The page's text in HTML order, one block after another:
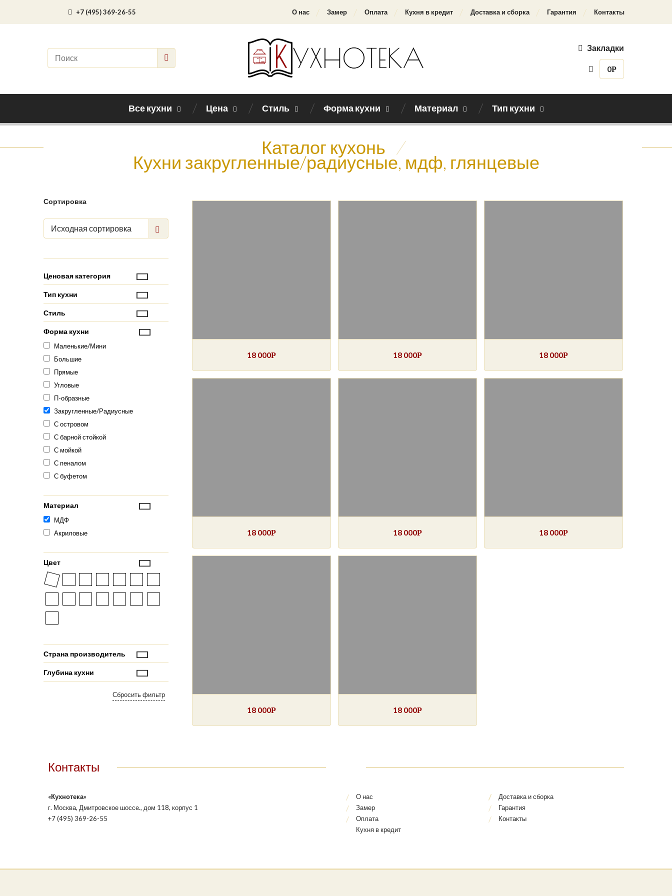
+7 (495) 369-26-55 О нас Замер Оплата Кухня в кредит Доставка и сборка Гарантия Контакты
Закладки
0Р
Все кухни Цена Стиль Форма кухни Материал Тип кухни
Каталог кухонь /
Кухни закругленные/радиусные, мдф, глянцевые
18 000Р 18 000Р 18 000Р
18 000Р 18 000Р 18 000Р
18 000Р 18 000Р
Сортировка
Исходная сортировка
Ценовая категория
Тип кухни
Стиль
Форма кухни
Маленькие/Мини
Большие
Прямые
Угловые
П-образные
Закругленные/Радиусные
С островом
С барной стойкой
С мойкой
С пеналом
С буфетом
Материал
МДФ
Акриловые
Цвет
Страна производитель
Глубина кухни
Контакты
«Кухнотека»
г. Москва, Дмитровское шоссе., дом 118, корпус 1
+7 (495) 369-26-55
О нас
Замер
Оплата
Кухня в кредит
Доставка и сборка
Гарантия
Контакты